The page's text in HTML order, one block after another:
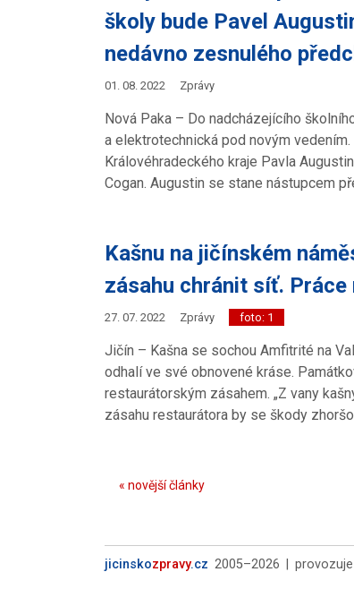
školy bude Pavel
nedávno zesnulého
01. 08. 2022 Zprávy
Nová Paka – Do nadcházejícího
a elektrotechnická pod novým
Královéhradeckého kraje Pavla
Cogan. Augustin se stane nástupcem
Kašnu na jičínském
zásahu chránit síť.
27. 07. 2022 Zprávy foto: 1
Jičín – Kašna se sochou Amfitrité na
odhalí ve své obnovené kráse.
restaurátorským zásahem. „Z vany
zásahu restaurátora by se škody
« novější články
jicinskozpravy.cz 2005–2026 |